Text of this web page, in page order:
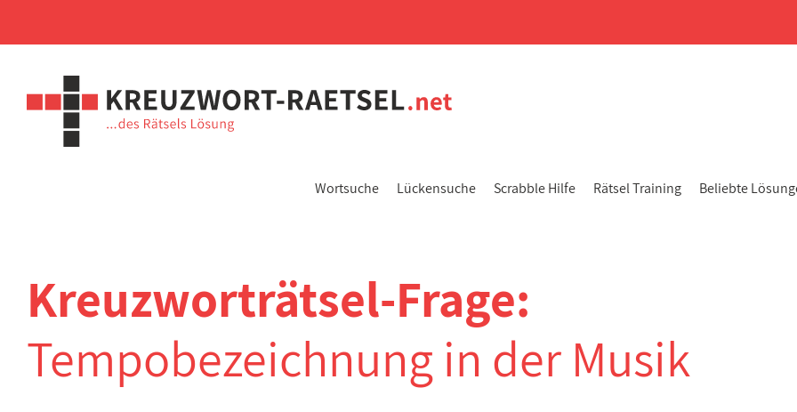
Wortsuche Lückensuche Scrabble Hilfe Rätsel Training Beliebte
Kreuzworträtsel-Frage:
Tempobezeichnung in der Musik